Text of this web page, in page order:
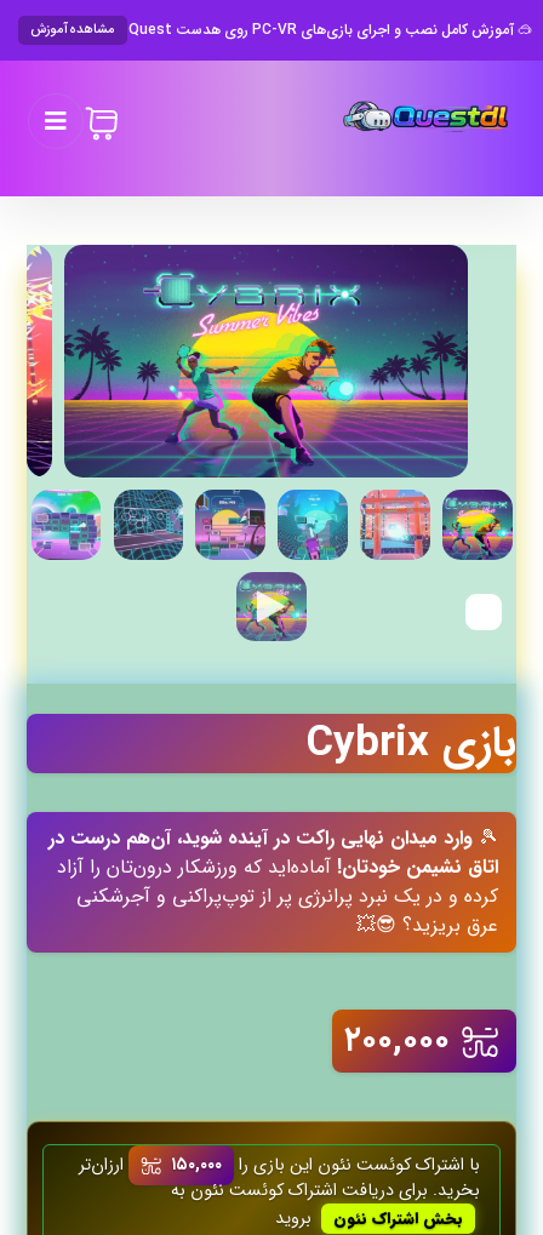
🥽 آموزش کامل نصب و اجرای بازی‌های PC-VR روی هدست Meta Quest مشاهده آموزش
بازی Cybrix
🎾وارد میدان نهایی راکت در آینده شوید، آن‌هم درست در
اتاق نشیمن خودتان! آماده‌اید که ورزشکار درون‌تان را آزاد
کرده و در یک نبرد پرانرژی پر از توپ‌پراکنی و آجرشکنی
عرق بریزید؟ 😎💥
۲۰۰,۰۰۰
با اشتراک کوئست‌ نئون این بازی را ۱۵۰,۰۰۰
ارزان‌تر
بخرید. برای دریافت اشتراک کوئست‌ نئون به
بخش اشتراک نئون بروید